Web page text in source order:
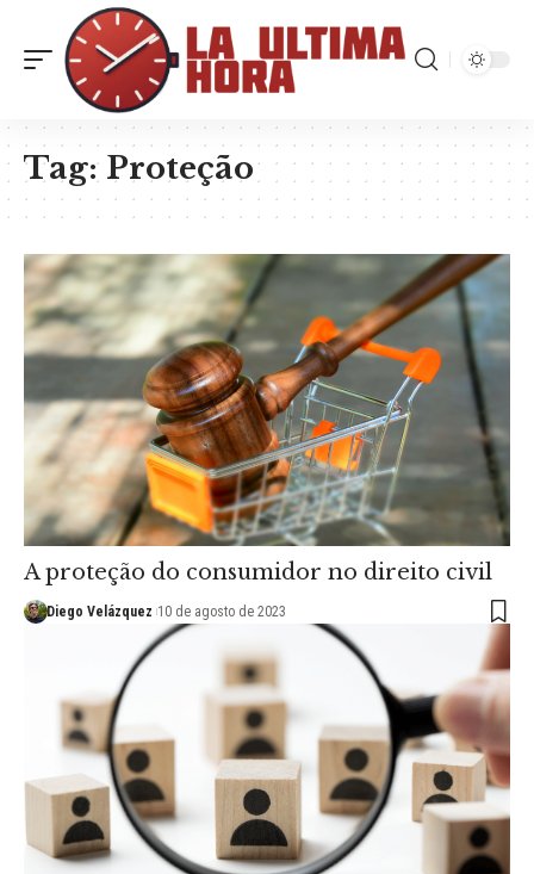
Tag: Proteção
A proteção do consumidor no direito civil
Diego Velázquez 10 de agosto de 2023